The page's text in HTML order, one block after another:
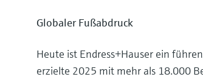
Globaler Fußabdruck
Heute ist Endress+Hauser ein
erzielte 2025 mit mehr als 18.000